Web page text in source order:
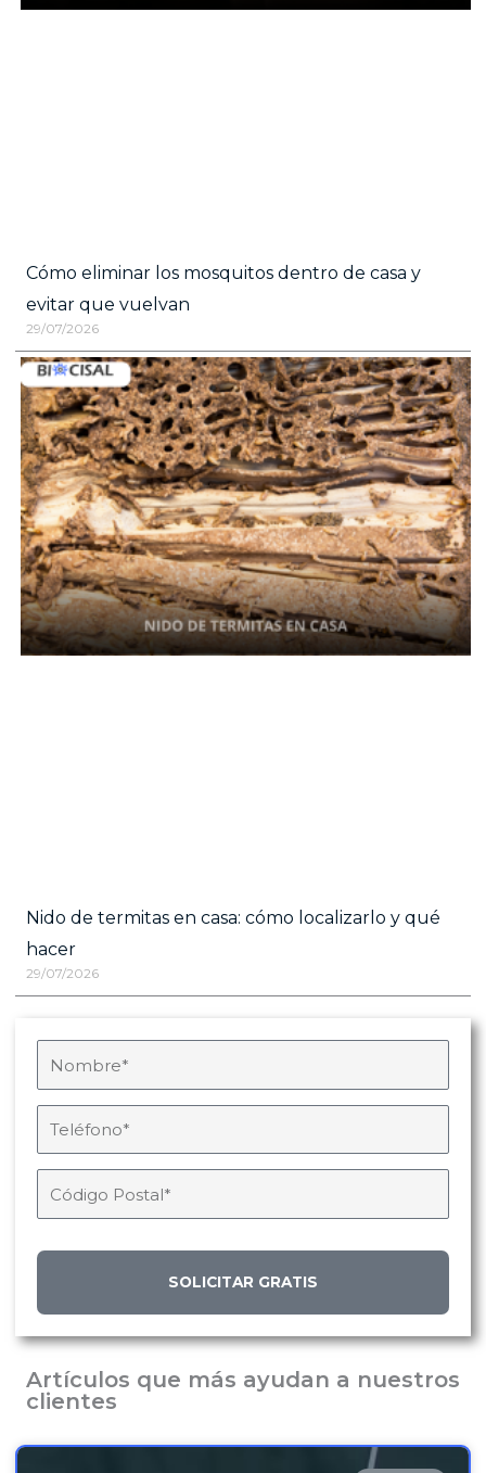
Cómo eliminar los mosquitos dentro de casa y
evitar que vuelvan
29/07/2026
Nido de termitas en casa: cómo localizarlo y qué
hacer
29/07/2026
SOLICITAR GRATIS
Artículos que más ayudan a nuestros
clientes